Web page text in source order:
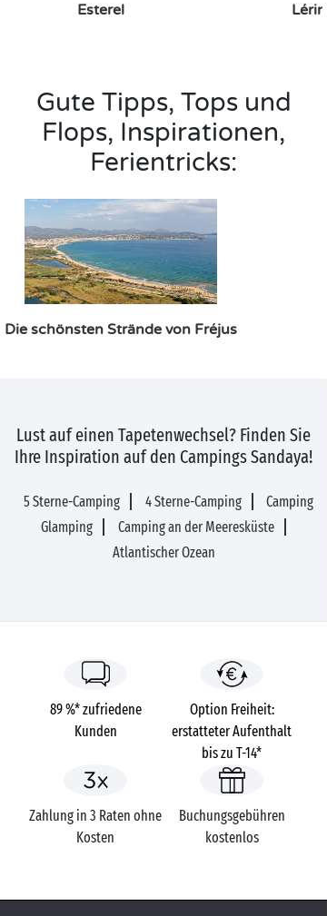
Esterel
Gute Tipps, Tops und
Flops, Inspirationen,
Ferientricks:
Die schönsten Strände von Fréjus
Lust auf einen Tapetenwechsel? Finden Sie
Ihre Inspiration auf den Campings Sandaya!
5 Sterne-Camping 4 Sterne-Camping
Camping
Glamping
Camping an der Meeresküste
Atlantischer Ozean
89 %* zufriedene
Kunden
Option Freiheit:
erstatteter Aufenthalt
bis zu T-14*
Zahlung in 3 Raten ohne
Kosten
Buchungsgebühren
kostenlos